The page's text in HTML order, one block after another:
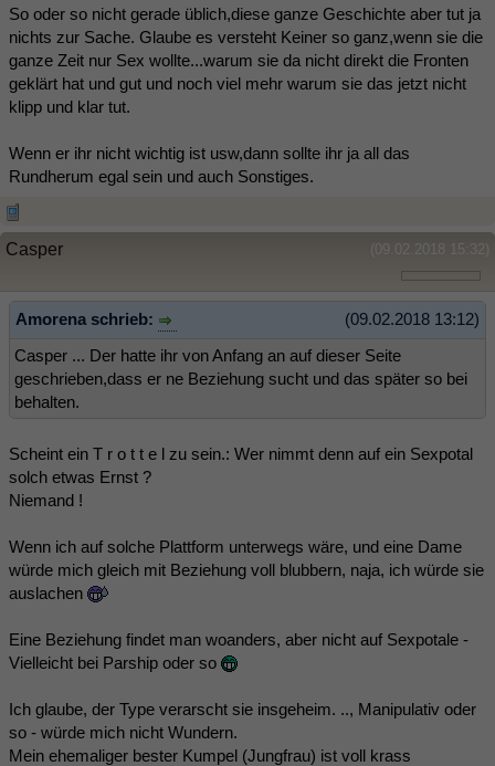
So oder so nicht gerade üblich,diese ganze Geschichte aber tut ja
nichts zur Sache. Glaube es versteht Keiner so ganz,wenn sie die
ganze Zeit nur Sex wollte...warum sie da nicht direkt die Fronten
geklärt hat und gut und noch viel mehr warum sie das jetzt nicht
klipp und klar tut.
Wenn er ihr nicht wichtig ist usw,dann sollte ihr ja all das
Rundherum egal sein und auch Sonstiges.
(09.02.2018 15:32)
Casper
(09.02.2018 13:12)
Amorena schrieb:
Casper ... Der hatte ihr von Anfang an auf dieser Seite
geschrieben,dass er ne Beziehung sucht und das später so bei
behalten.
Scheint ein T r o t t e l zu sein.: Wer nimmt denn auf ein Sexpotal
solch etwas Ernst ?
Niemand !
Wenn ich auf solche Plattform unterwegs wäre, und eine Dame
würde mich gleich mit Beziehung voll blubbern, naja, ich würde sie
auslachen
Eine Beziehung findet man woanders, aber nicht auf Sexpotale -
Vielleicht bei Parship oder so
Ich glaube, der Type verarscht sie insgeheim. .., Manipulativ oder
so - würde mich nicht Wundern.
Mein ehemaliger bester Kumpel (Jungfrau) ist voll krass